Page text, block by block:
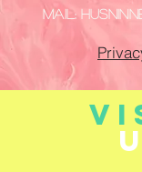
Mail: